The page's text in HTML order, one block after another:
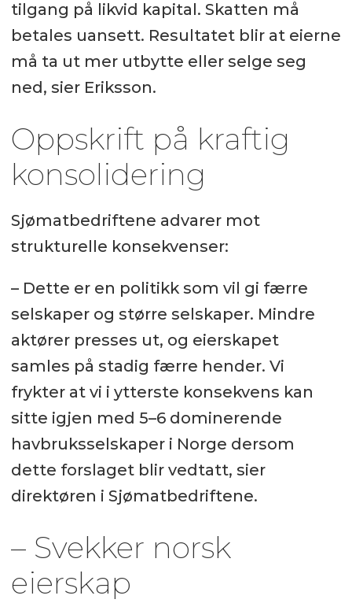
tilgang på likvid kapital. Skatten må
betales uansett. Resultatet blir at eierne
må ta ut mer utbytte eller selge seg
ned, sier Eriksson.
Oppskrift på kraftig
konsolidering
Sjømatbedriftene advarer mot
strukturelle konsekvenser:
– Dette er en politikk som vil gi færre
selskaper og større selskaper. Mindre
aktører presses ut, og eierskapet
samles på stadig færre hender. Vi
frykter at vi i ytterste konsekvens kan
sitte igjen med 5–6 dominerende
havbruksselskaper i Norge dersom
dette forslaget blir vedtatt, sier
direktøren i Sjømatbedriftene.
– Svekker norsk
eierskap